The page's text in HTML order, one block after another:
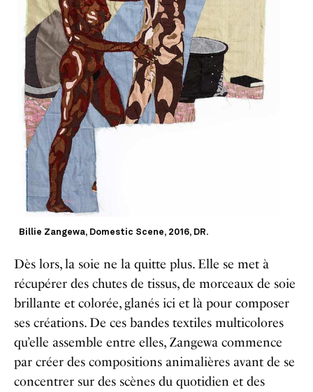
Billie Zangewa, Domestic Scene, 2016, DR.
Dès lors, la soie ne la quitte plus. Elle se met à
récupérer des chutes de tissus, de morceaux de soie
brillante et colorée, glanés ici et là pour composer
ses créations. De ces bandes textiles multicolores
qu’elle assemble entre elles, Zangewa commence
par créer des compositions animalières avant de se
concentrer sur des scènes du quotidien et des